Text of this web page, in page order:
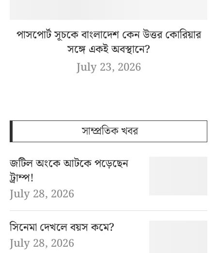
পাসপোর্ট সূচকে বাংলাদেশ কেন উত্তর কোরিয়ার
সঙ্গে একই অবস্থানে?
July 23, 2026
সাম্প্রতিক খবর
জটিল অংকে আটকে পড়েছেন
ট্রাম্প!
July 28, 2026
সিনেমা দেখলে বয়স কমে?
July 28, 2026